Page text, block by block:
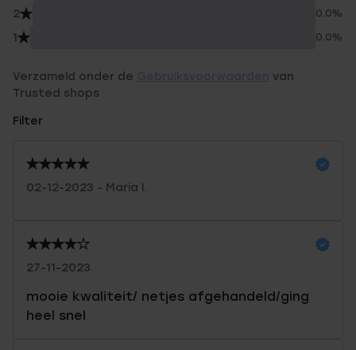
2 0.0%
1 0.0%
Verzameld onder de
van
Trusted shops
Filter
02-12-2023 - Maria I.
27-11-2023
mooie kwaliteit/ netjes afgehandeld/ging
heel snel